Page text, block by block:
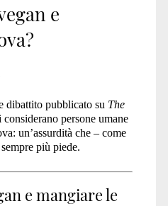
e
dibattito pubblicato su The
persone umane
un’assurdità che – come
più piede.
e mangiare le